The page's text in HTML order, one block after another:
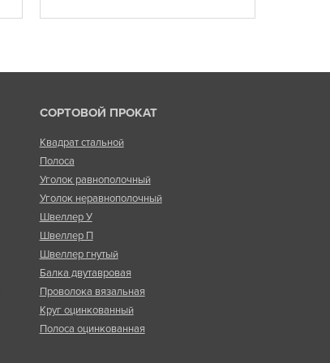
СОРТОВОЙ ПРОКАТ
Квадрат стальной
Полоса
Уголок равнополочный
Уголок неравнополочный
Швеллер У
Швеллер П
Швеллер гнутый
Балка двутавровая
Проволока вязальная
Круг оцинкованный
Полоса оцинкованная